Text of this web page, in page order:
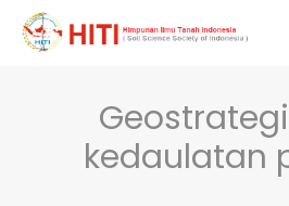
kedaulatan